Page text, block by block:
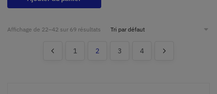
Affichage de 22–42 sur 69 résultats
1 2 3 4